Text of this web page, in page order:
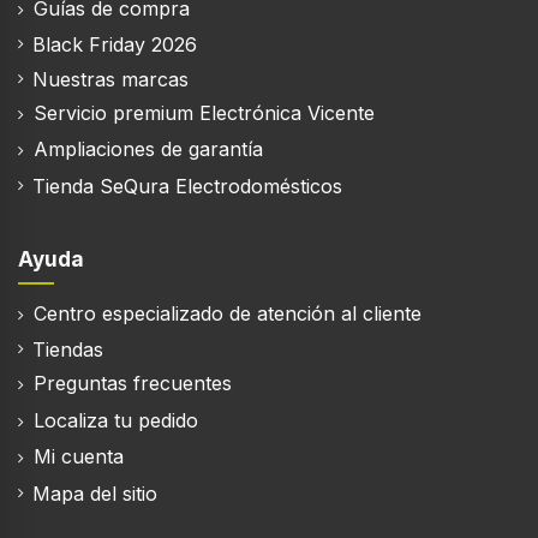
Número de filtros
136 mm
172 mm
Altura
158 mm
Peso
600 g
Ancho del paquete
Guías de compra
Black Friday 2026
Nuestras marcas
Servicio premium Electrónica Vicente
Ampliaciones de garantía
Tienda SeQura Electrodomésticos
Ayuda
Centro especializado de atención al cliente
Tiendas
Preguntas frecuentes
Localiza tu pedido
Mi cuenta
Mapa del sitio